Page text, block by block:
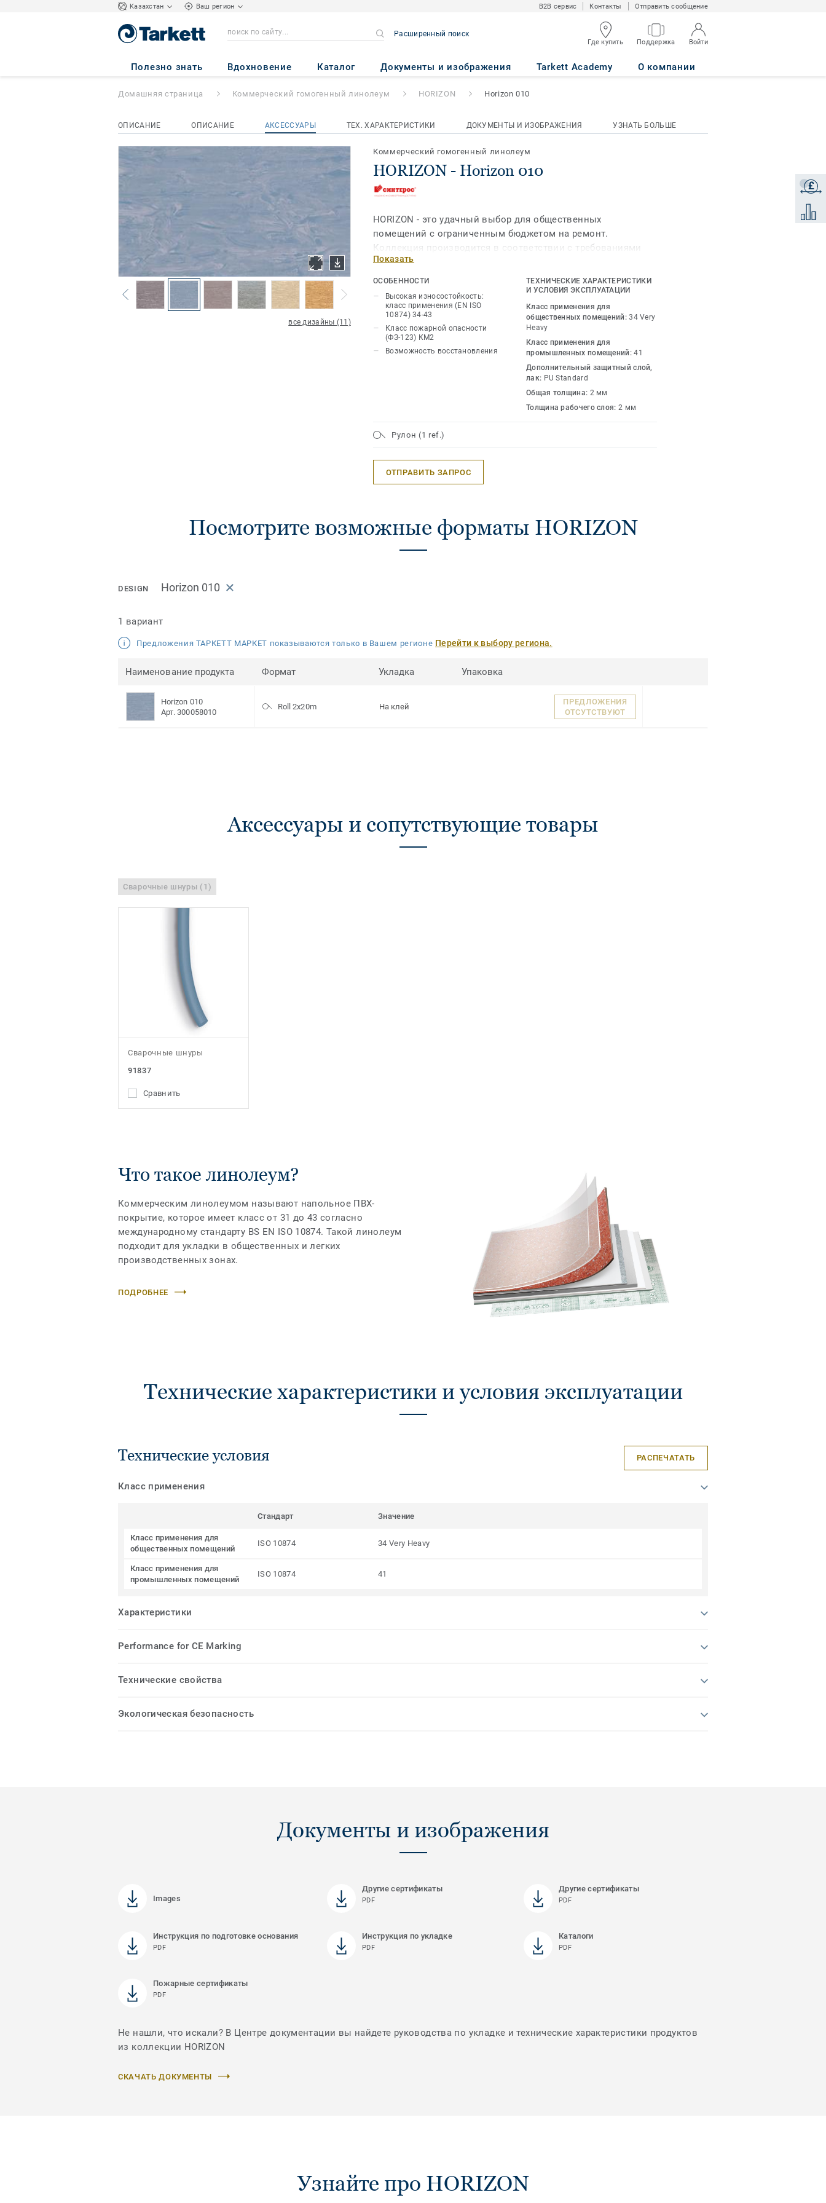
Kазахстан Ваш регион B2B сервис Контакты Отправить сообщение
Расширенный поиск
Где купить Поддержка Войти
Полезно знать Вдохновение Каталог Документы и изображения Tarkett Academy О компании
HORIZON - Horizon 010
£
Домашняя страница Коммерческий гомогенный линолеум HORIZON Horizon 010
ОПИСАНИЕ ОПИСАНИЕ АКСЕССУАРЫ ТЕХ. ХАРАКТЕРИСТИКИ ДОКУМЕНТЫ И ИЗОБРАЖЕНИЯ УЗНАТЬ БОЛЬШЕ
все дизайны (11)
Коммерческий гомогенный линолеум
HORIZON - Horizon 010
HORIZON - это удачный выбор для общественных
помещений с ограниченным бюджетом на ремонт.
Коллекция производится в соответствии с требованиями
ГОСТ и СНиП и имеет все необходимые сертификаты, что
упрощает процесс сдачи объекта в эксплуатацию. Срок
эксплуатации покрытия может быть значительно увеличен
при правильной укладке и должном своевременном уходе.
Показать
ОСОБЕННОСТИ
Высокая износостойкость:
класс применения (EN ISO
10874) 34-43
Класс пожарной опасности
(ФЗ-123) КМ2
Возможность восстановления
ТЕХНИЧЕСКИЕ ХАРАКТЕРИСТИКИ
И УСЛОВИЯ ЭКСПЛУАТАЦИИ
Класс применения для
общественных помещений:34 Very
Heavy
Класс применения для
промышленных помещений:41
Дополнительный защитный слой,
лак: PU Standard
Общая толщина: 2 мм
Толщина рабочего слоя: 2 мм
Рулон (1 ref.)
ОТПРАВИТЬ ЗАПРОС
Посмотрите возможные форматы HORIZON
DESIGN Horizon 010
1 вариант
Предложения ТАРКЕТТ МАРКЕТ показываются только в Вашем регионе Перейти к выбору региона.
Наименование продукта Формат Укладка Упаковка
Horizon 010
Арт. 300058010
Roll 2x20m На клей
ПРЕДЛОЖЕНИЯ
ОТСУТСТВУЮТ
Аксессуары и сопутствующие товары
Сварочные шнуры (1)
Сварочные шнуры
91837
Сравнить
Что такое линолеум?
Коммерческим линолеумом называют напольное ПВХ-
покрытие, которое имеет класс от 31 до 43 согласно
международному стандарту BS EN ISO 10874. Такой линолеум
подходит для укладки в общественных и легких
производственных зонах.
ПОДРОБНЕЕ
Технические характеристики и условия эксплуатации
Технические условия РАСПЕЧАТАТЬ
Класс применения
Стандарт Значение
Класс применения для
общественных помещений
ISO 10874 34 Very Heavy
Класс применения для
промышленных помещений
ISO 10874 41
Характеристики
Performance for CE Marking
Технические свойства
Экологическая безопасность
Документы и изображения
Images
Другие сертификаты
PDF
Другие сертификаты
PDF
Инструкция по подготовке основания
PDF
Инструкция по укладке
PDF
Каталоги
PDF
Пожарные сертификаты
PDF
Не нашли, что искали? В Центре документации вы найдете руководства по укладке и технические характеристики продуктов
из коллекции HORIZON
СКАЧАТЬ ДОКУМЕНТЫ
Узнайте про HORIZON